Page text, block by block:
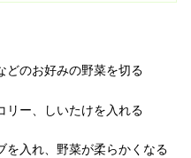
のお好みの野菜を切る
ー、しいたけを入れる
入れ、野菜が柔らかくなる